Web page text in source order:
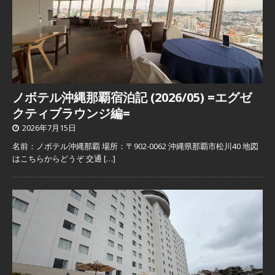
ノボテル沖縄那覇宿泊記 (2026/05) =エグゼ
クティブラウンジ編=
2026年7月15日
名前：ノボテル沖縄那覇 場所：〒902-0062 沖縄県那覇市松川40 地図
はこちらからどうぞ 交通 […]